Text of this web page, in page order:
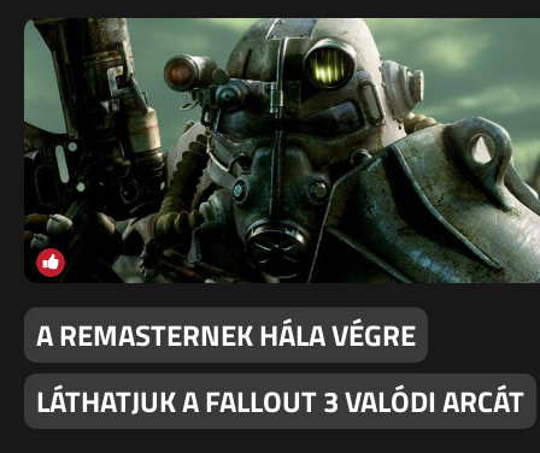
A REMASTERNEK HÁLA VÉGRE
LÁTHATJUK A FALLOUT 3 VALÓDI ARCÁT